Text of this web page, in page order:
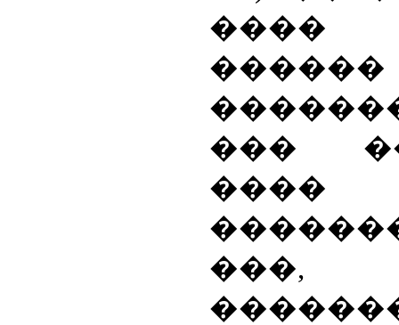
����
������
���
����